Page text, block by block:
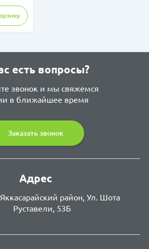
есть вопросы?
звонок и мы свяжемся
в ближайшее время
Заказать звонок
Адрес
район, Ул. Шота
Руставели, 53Б